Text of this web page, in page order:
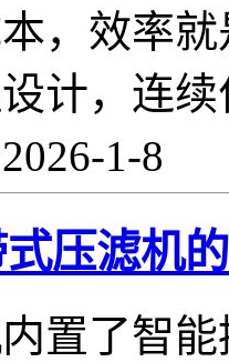
，效率
计，连
1-8
式压滤机
置了智